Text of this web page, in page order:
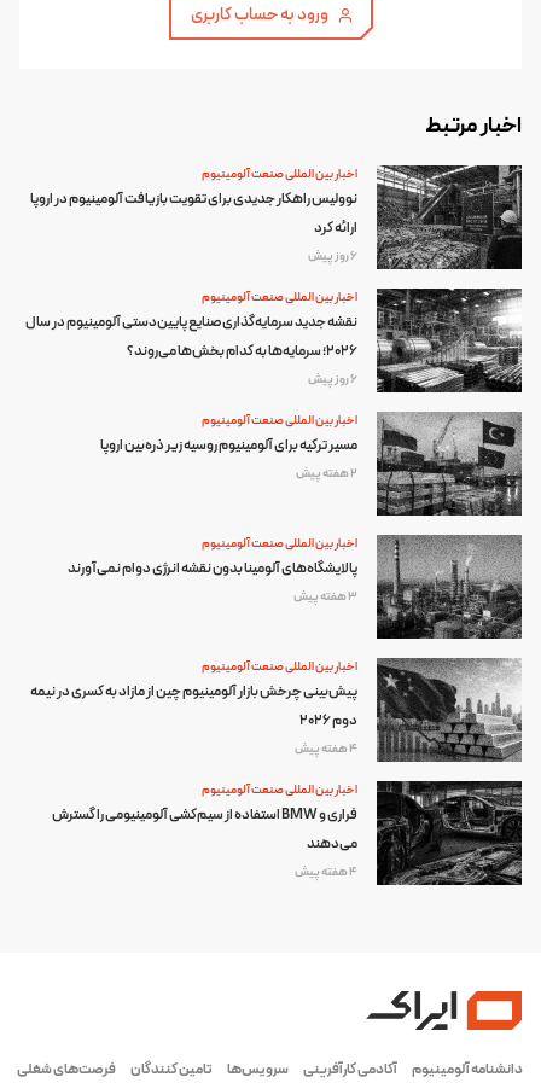
ورود به حساب کاربری
اخبار مرتبط
اخبار بین المللی صنعت آلومینیوم
نوولیس راهکار جدیدی برای تقویت بازیافت آلومینیوم در اروپا
ارائه کرد
6 روز پیش
اخبار بین المللی صنعت آلومینیوم
نقشه جدید سرمایه‌گذاری صنایع پایین‌دستی آلومینیوم در سال
۲۰۲۶؛ سرمایه‌ها به کدام بخش‌ها می‌روند؟
6 روز پیش
اخبار بین المللی صنعت آلومینیوم
مسیر ترکیه برای آلومینیوم روسیه زیر ذره‌بین اروپا
2 هفته پیش
اخبار بین المللی صنعت آلومینیوم
پالایشگاه‌های آلومینا بدون نقشه انرژی دوام نمی‌آورند
3 هفته پیش
اخبار بین المللی صنعت آلومینیوم
پیش‌بینی چرخش بازار آلومینیوم چین از مازاد به کسری در نیمه
دوم ۲۰۲۶
4 هفته پیش
اخبار بین المللی صنعت آلومینیوم
فراری و BMW استفاده از سیم‌کشی آلومینیومی را گسترش
می‌دهند
4 هفته پیش
دانشنامه آلومینیوم آکادمی کارآفرینی سرویس‌ها تامین کنندگان
فرصت‌های شغلی